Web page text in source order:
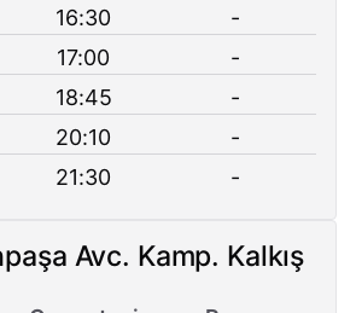
16:30
-
17:00
-
18:45
-
20:10
-
21:30 -
Avc. Kamp. Kalkış